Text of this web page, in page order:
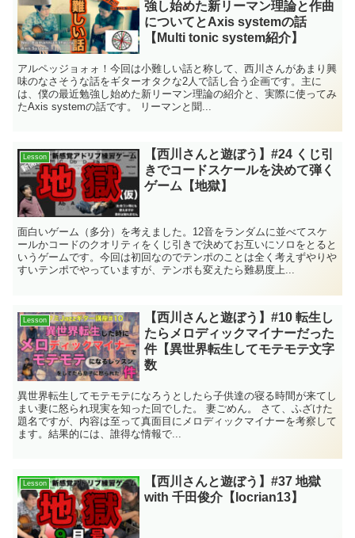
強し始めた新リーマン理論と作曲
についてとAxis systemの話
【Multi tonic system紹介】
アルペッジョォォ！今回は小難しい話と称して、西川さんがあまり興
味のなさそうな話をギターオタクな2人で話し合う企画です。主に
は、僕の最近勉強し始めた新リーマン理論の紹介と、実際に使ってみ
たAxis systemの話です。 リーマンと聞...
Lesson
【西川さんと遊ぼう】#24 くじ引
きでコードスケールを決めて弾く
ゲーム【地獄】
面白いゲーム（多分）を考えました。12音をランダムに並べてスケ
ールかコードのクオリティをくじ引きで決めてお互いにソロをとると
いうゲームです。今回は初回なのでテンポのことは全く考えずやりや
すいテンポでやっていますが、テンポも変えたら難易度上...
Lesson
【西川さんと遊ぼう】#10 転生し
たらメロディックマイナーだった
件【異世界転生してモテモテ文字
数
異世界転生してモテモテになろうとしたら子供達の寝る時間が来てし
まい妻に怒られ現実を知った回でした。 妻ごめん。 さて、ふざけた
題名ですが、内容は至って真面目にメロディックマイナーを考察して
ます。結果的には、誰得な情報で...
Lesson
【西川さんと遊ぼう】#37 地獄
with 千田俊介【locrian13】